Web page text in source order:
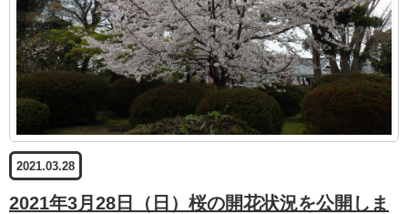
2021.03.28
2021年3月28日（日）桜の開花状況を公開しま